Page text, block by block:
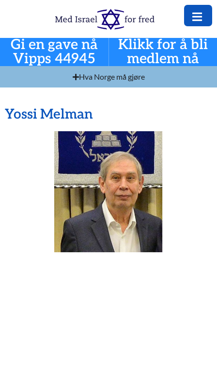
Gi en gave nå
Vipps 44945
Klikk for å bli
medlem nå
Hva Norge må gjøre
Yossi Melman